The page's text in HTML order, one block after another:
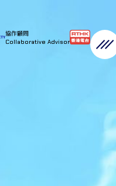
協作顧問
Collaborative Advisor